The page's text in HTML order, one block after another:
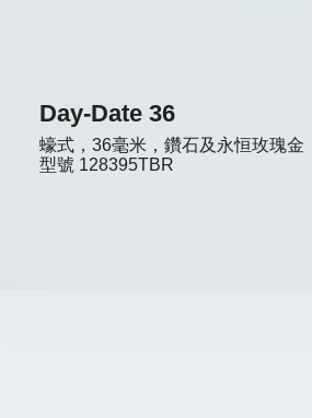
Day-Date 36
蠔式，36毫米，鑽石及永恒玫瑰金
型號 128395TBR